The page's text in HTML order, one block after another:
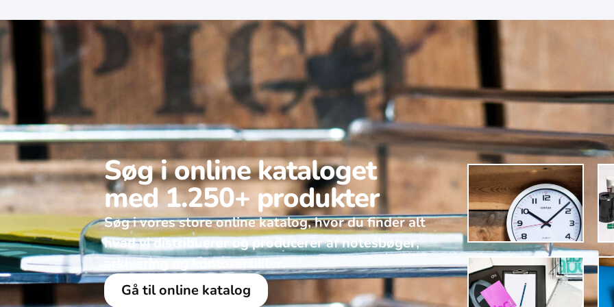
Søg i online kataloget
med 1.250+ produkter
Søg i vores store online katalog, hvor du finder alt
hvad vi distribuerer og producerer af notesbøger,
arkivering og kontorartikler. ​
Gå til online katalog